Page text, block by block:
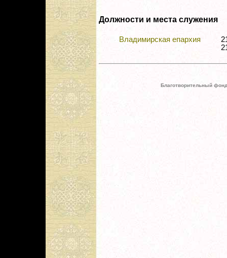
Должности и места служения
Владимирская епархия
Благотворительный